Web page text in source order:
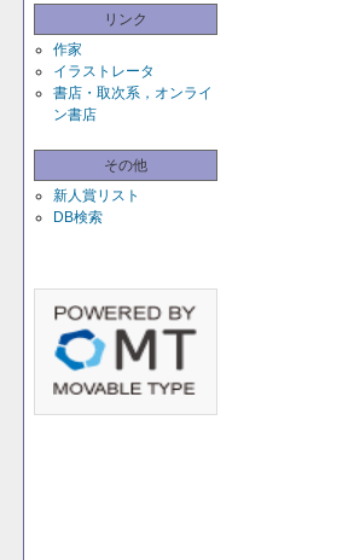
リンク
作家
イラストレータ
書店・取次系，オンライ
ン書店
その他
新人賞リスト
DB検索